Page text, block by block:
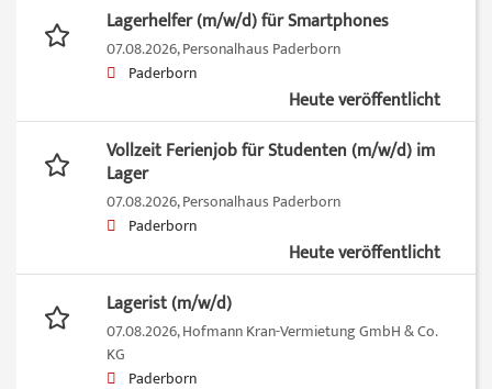
Lagerhelfer (m/w/d) für Smartphones
07.08.2026,Personalhaus Paderborn
Paderborn
Heute veröffentlicht
Vollzeit Ferienjob für Studenten (m/w/d) im
Lager
07.08.2026,Personalhaus Paderborn
Paderborn
Heute veröffentlicht
Lagerist (m/w/d)
07.08.2026,Hofmann Kran-Vermietung GmbH & Co.
KG
Paderborn